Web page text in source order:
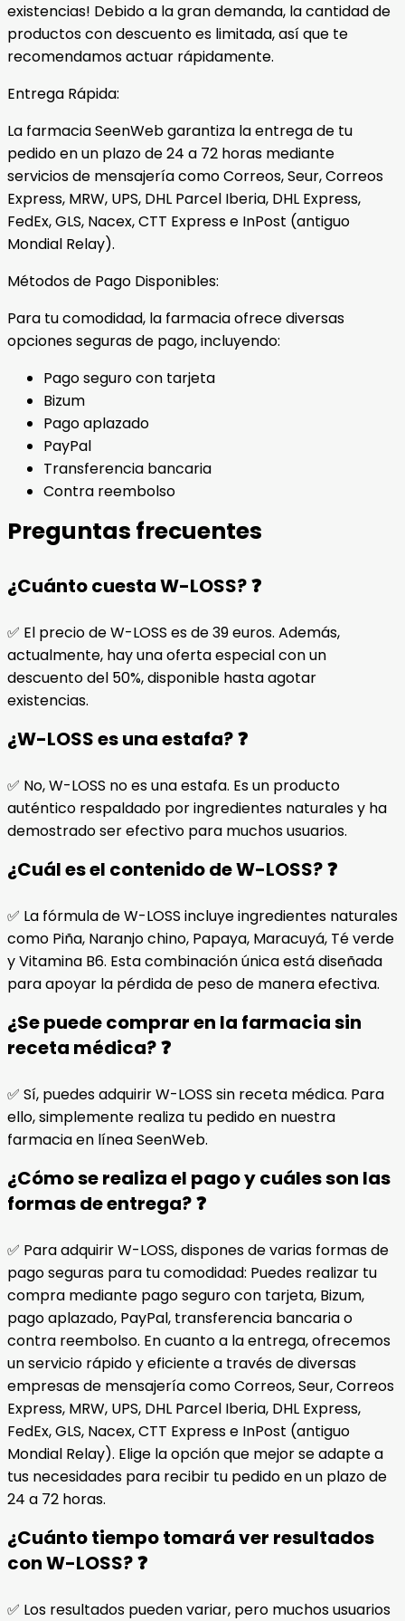
existencias! Debido a la gran demanda, la cantidad de
productos con descuento es limitada, así que te
recomendamos actuar rápidamente.
Entrega Rápida:
La farmacia SeenWeb garantiza la entrega de tu
pedido en un plazo de 24 a 72 horas mediante
servicios de mensajería como Correos, Seur, Correos
Express, MRW, UPS, DHL Parcel Iberia, DHL Express,
FedEx, GLS, Nacex, CTT Express e InPost (antiguo
Mondial Relay).
Métodos de Pago Disponibles:
Para tu comodidad, la farmacia ofrece diversas
opciones seguras de pago, incluyendo:
Pago seguro con tarjeta
Bizum
Pago aplazado
PayPal
Transferencia bancaria
Contra reembolso
Preguntas frecuentes
¿Cuánto cuesta W-LOSS? ❓
✅ El precio de W-LOSS es de 39 euros. Además,
actualmente, hay una oferta especial con un
descuento del 50%, disponible hasta agotar
existencias.
¿W-LOSS es una estafa? ❓
✅ No, W-LOSS no es una estafa. Es un producto
auténtico respaldado por ingredientes naturales y ha
demostrado ser efectivo para muchos usuarios.
¿Cuál es el contenido de W-LOSS? ❓
✅ La fórmula de W-LOSS incluye ingredientes naturales
como Piña, Naranjo chino, Papaya, Maracuyá, Té verde
y Vitamina B6. Esta combinación única está diseñada
para apoyar la pérdida de peso de manera efectiva.
¿Se puede comprar en la farmacia sin
receta médica? ❓
✅ Sí, puedes adquirir W-LOSS sin receta médica. Para
ello, simplemente realiza tu pedido en nuestra
farmacia en línea SeenWeb.
¿Cómo se realiza el pago y cuáles son las
formas de entrega? ❓
✅ Para adquirir W-LOSS, dispones de varias formas de
pago seguras para tu comodidad: Puedes realizar tu
compra mediante pago seguro con tarjeta, Bizum,
pago aplazado, PayPal, transferencia bancaria o
contra reembolso. En cuanto a la entrega, ofrecemos
un servicio rápido y eficiente a través de diversas
empresas de mensajería como Correos, Seur, Correos
Express, MRW, UPS, DHL Parcel Iberia, DHL Express,
FedEx, GLS, Nacex, CTT Express e InPost (antiguo
Mondial Relay). Elige la opción que mejor se adapte a
tus necesidades para recibir tu pedido en un plazo de
24 a 72 horas.
¿Cuánto tiempo tomará ver resultados
con W-LOSS? ❓
✅ Los resultados pueden variar, pero muchos usuarios